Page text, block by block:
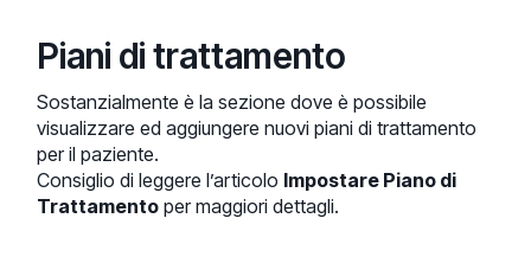
Piani di trattamento
Sostanzialmente è la sezione dove è possibile
visualizzare ed aggiungere nuovi piani di trattamento
per il paziente.
Consiglio di leggere l’articolo Impostare Piano di
Trattamento per maggiori dettagli.